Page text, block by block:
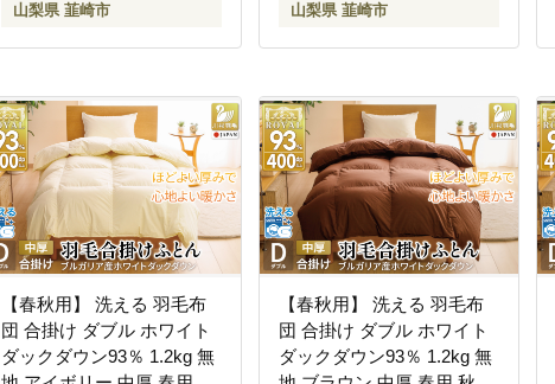
毛 山梨県 韮崎市 20745107]
山梨県 韮崎市
ドラベル
山梨県 韮崎市
【春秋用】 洗える 羽毛布
団 合掛け ダブル ホワイト
ダックダウン93％ 1.2kg 無
【春秋用】 洗える 羽毛布
団 合掛け ダブル ホワイト
ダックダウン93％ 1.2kg 無